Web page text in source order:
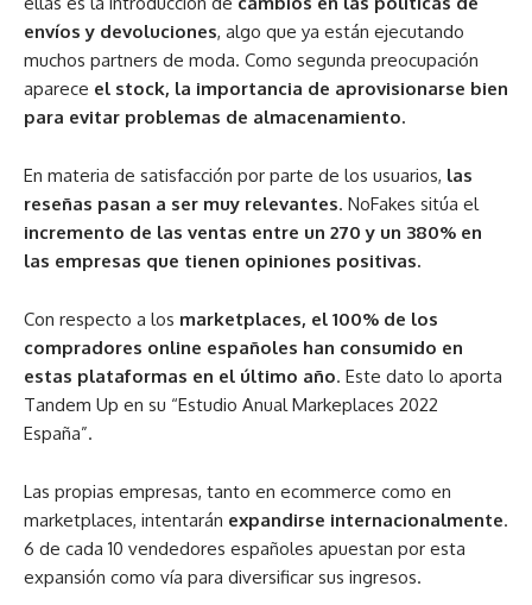
envíos y devoluciones, algo que ya están ejecutando
muchos partners de moda. Como segunda preocupación
aparece el stock, la importancia de aprovisionarse bien
para evitar problemas de almacenamiento.
En materia de satisfacción por parte de los usuarios, las
reseñas pasan a ser muy relevantes. NoFakes sitúa el
incremento de las ventas entre un 270 y un 380% en
las empresas que tienen opiniones positivas.
Con respecto a los marketplaces, el 100% de los
compradores online españoles han consumido en
estas plataformas en el último año. Este dato lo aporta
Tandem Up en su “Estudio Anual Markeplaces 2022
España”.
Las propias empresas, tanto en ecommerce como en
marketplaces, intentarán expandirse internacionalmente.
6 de cada 10 vendedores españoles apuestan por esta
expansión como vía para diversificar sus ingresos.